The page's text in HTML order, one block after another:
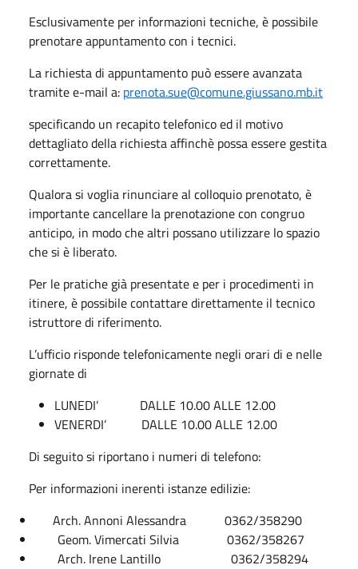
Esclusivamente per informazioni tecniche, è possibile
prenotare appuntamento con i tecnici.
La richiesta di appuntamento può essere avanzata
tramite e-mail a: prenota.sue@comune.giussano.mb.it
specificando un recapito telefonico ed il motivo
dettagliato della richiesta affinchè possa essere gestita
correttamente.
Qualora si voglia rinunciare al colloquio prenotato, è
importante cancellare la prenotazione con congruo
anticipo, in modo che altri possano utilizzare lo spazio
che si è liberato.
Per le pratiche già presentate e per i procedimenti in
itinere, è possibile contattare direttamente il tecnico
istruttore di riferimento.
L’ufficio risponde telefonicamente negli orari di e nelle
giornate di
LUNEDI’
DALLE 10.00 ALLE 12.00
VENERDI’
DALLE 10.00 ALLE 12.00
Di seguito si riportano i numeri di telefono:
Per informazioni inerenti istanze edilizie:
Arch. Annoni Alessandra
0362/358290
Geom. Vimercati Silvia
0362/358267
Arch. Irene Lantillo
0362/358294